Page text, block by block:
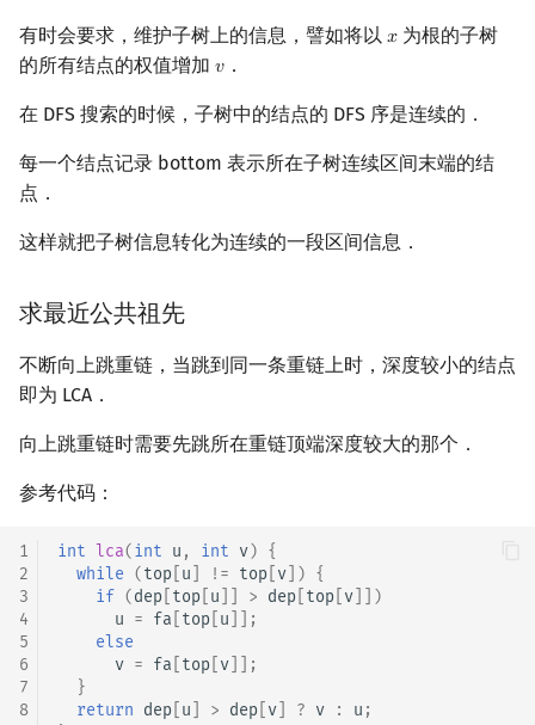
有时会要求，维护子树上的信息，譬如将以 𝑥
x 为根的子树
的所有结点的权值增加 𝑣
v．
在 DFS 搜索的时候，子树中的结点的 DFS 序是连续的．
每一个结点记录 bottom 表示所在子树连续区间末端的结
点．
这样就把子树信息转化为连续的一段区间信息．
求最近公共祖先
不断向上跳重链，当跳到同一条重链上时，深度较小的结点
即为 LCA．
向上跳重链时需要先跳所在重链顶端深度较大的那个．
参考代码：
1
2
3
4
5
6
7
8
int lca(int u , int v) {
while (top u != top v ]) {
if (dep top u > dep top v ]])
u = fa top u ]];
else
v = fa top v ]];
}
return dep u > dep v ? v : u ;